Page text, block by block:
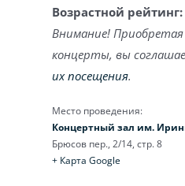
Возрастной рейтинг:
Внимание!
концерты, вы
их посещения.
Место проведения:
Концертный зал им.
Брюсов пер., 2/14, стр. 8
+ Карта Google